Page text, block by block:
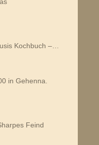
Kochbuch –…
in Gehenna.
Feind